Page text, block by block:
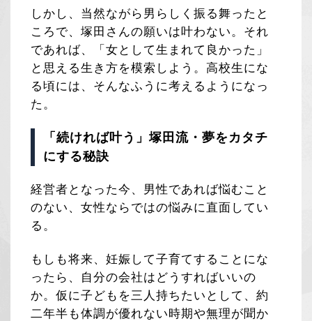
しかし、当然ながら男らしく振る舞ったと
ころで、塚田さんの願いは叶わない。それ
であれば、「女として生まれて良かった」
と思える生き方を模索しよう。高校生にな
る頃には、そんなふうに考えるようになっ
た。
「続ければ叶う」塚田流・夢をカタチ
にする秘訣
経営者となった今、男性であれば悩むこと
のない、女性ならではの悩みに直面してい
る。
もしも将来、妊娠して子育てすることにな
ったら、自分の会社はどうすればいいの
か。仮に子どもを三人持ちたいとして、約
二年半も体調が優れない時期や無理が聞か